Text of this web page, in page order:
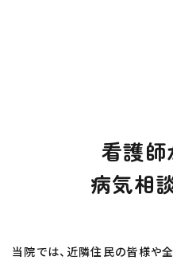
看護師
病気相
当院では、近隣住民の皆様や